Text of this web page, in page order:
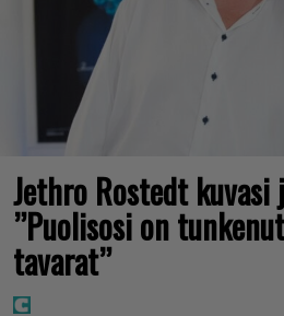
Jethro Rostedt
”Puolisosi on
tavarat”